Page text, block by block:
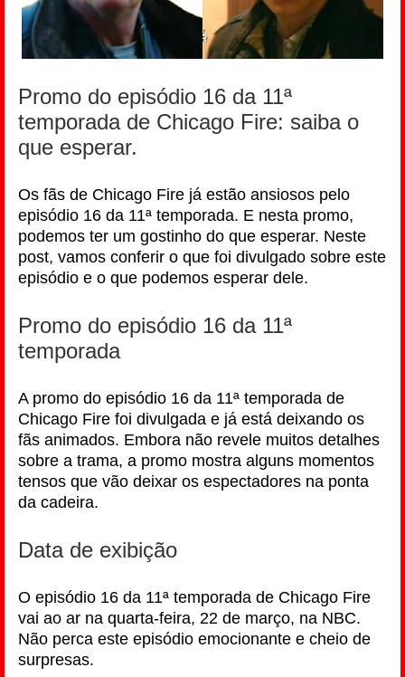
Promo do episódio 16 da 11ª
temporada de Chicago Fire: saiba o
que esperar.
Os fãs de Chicago Fire já estão ansiosos pelo
episódio 16 da 11ª temporada. E nesta promo,
podemos ter um gostinho do que esperar. Neste
post, vamos conferir o que foi divulgado sobre este
episódio e o que podemos esperar dele.
Promo do episódio 16 da 11ª
temporada
A promo do episódio 16 da 11ª temporada de
Chicago Fire foi divulgada e já está deixando os
fãs animados. Embora não revele muitos detalhes
sobre a trama, a promo mostra alguns momentos
tensos que vão deixar os espectadores na ponta
da cadeira.
Data de exibição
O episódio 16 da 11ª temporada de Chicago Fire
vai ao ar na quarta-feira, 22 de março, na NBC.
Não perca este episódio emocionante e cheio de
surpresas.